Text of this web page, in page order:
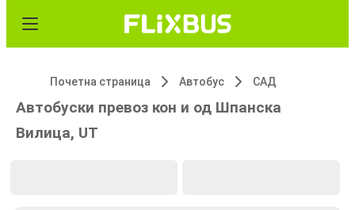
Почетна страница Автобус САД
Автобуски превоз кон и од Шпанска
Вилица, UT